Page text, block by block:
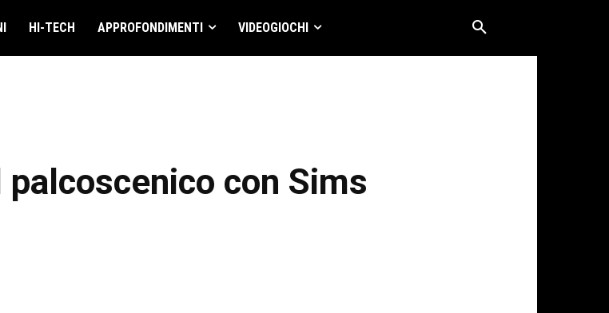
HI-TECH APPROFONDIMENTI VIDEOGIOCHI
con Sims